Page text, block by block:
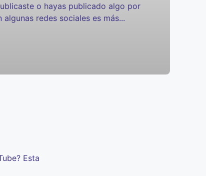
o hayas publicado algo por
redes sociales es más...
Esta